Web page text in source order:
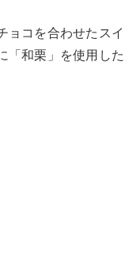
ョコを合わせたス
「和栗」を使用し